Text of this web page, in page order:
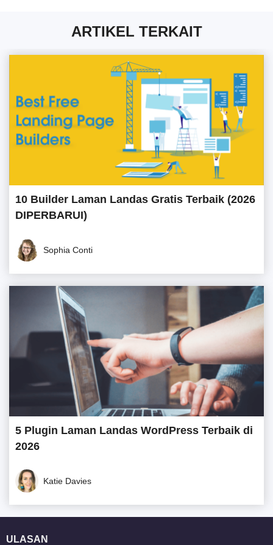
ARTIKEL TERKAIT
10 Builder Laman Landas Gratis Terbaik (2026
DIPERBARUI)
Sophia Conti
5 Plugin Laman Landas WordPress Terbaik di
2026
Katie Davies
ULASAN